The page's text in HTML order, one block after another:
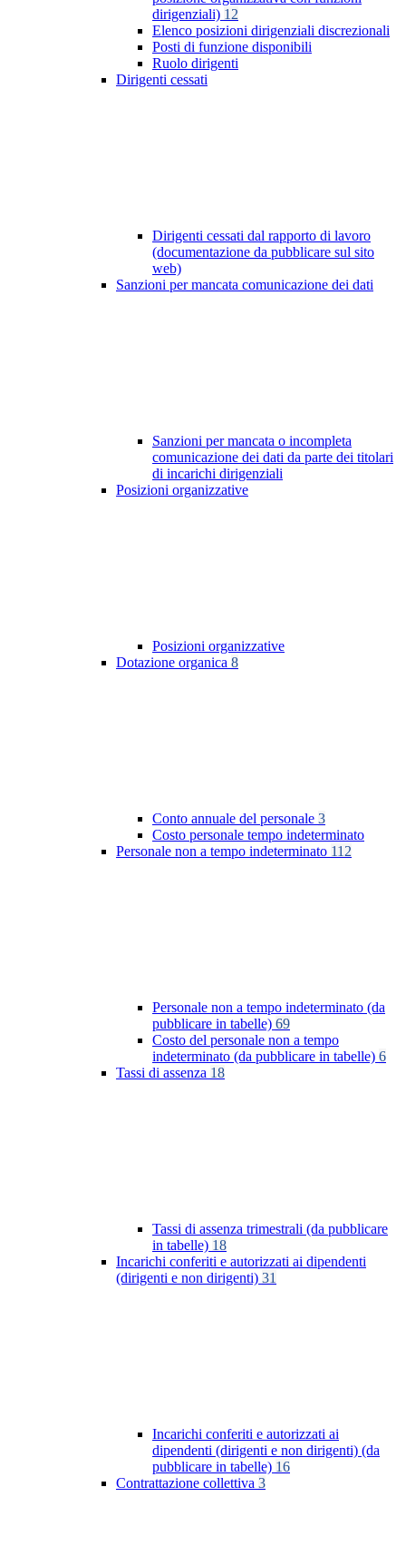
dirigenziali) 12
Elenco posizioni dirigenziali discrezionali
Posti di funzione disponibili
Ruolo dirigenti
Dirigenti cessati
Dirigenti cessati dal rapporto di lavoro
(documentazione da pubblicare sul sito
web)
Sanzioni per mancata comunicazione dei dati
Sanzioni per mancata o incompleta
comunicazione dei dati da parte dei titolari
di incarichi dirigenziali
Posizioni organizzative
Posizioni organizzative
Dotazione organica 8
Conto annuale del personale 3
Costo personale tempo indeterminato
Personale non a tempo indeterminato 112
Personale non a tempo indeterminato (da
pubblicare in tabelle) 69
Costo del personale non a tempo
indeterminato (da pubblicare in tabelle) 6
Tassi di assenza 18
Tassi di assenza trimestrali (da pubblicare
in tabelle) 18
Incarichi conferiti e autorizzati ai dipendenti
(dirigenti e non dirigenti) 31
Incarichi conferiti e autorizzati ai
dipendenti (dirigenti e non dirigenti) (da
pubblicare in tabelle) 16
Contrattazione collettiva 3